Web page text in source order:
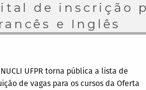
de inscrição
e Inglês
UFPR torna pública a lista de
de vagas para os cursos da Oferta